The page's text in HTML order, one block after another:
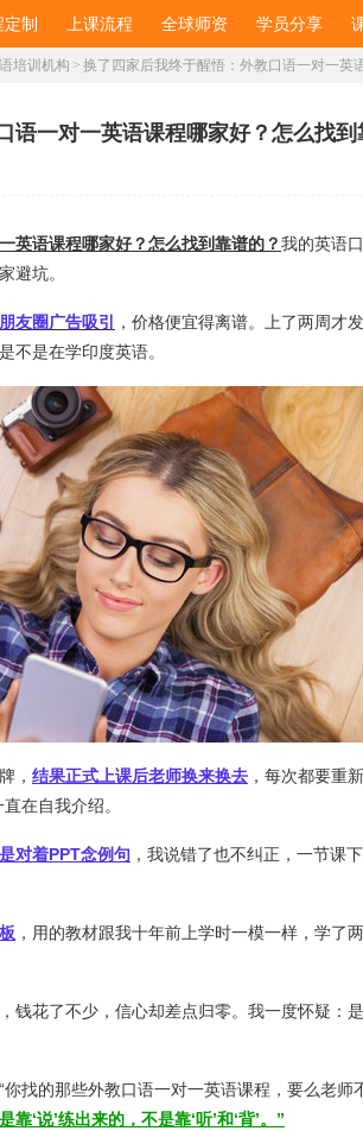
制 上课流程 全球师资 学员分享
培训机构 > 换了四家后我终于醒悟：外教口语一对一英
语一对一英语课程哪家好？怎么找到
英语课程哪家好？怎么找到靠谱的？我的英语
避坑。
友圈广告吸引 ，价格便宜得离谱。上了两周才发
不是在学印度英语。
， 结果正式上课后老师换来换去 ，每次都要重
在自我介绍。
对着PPT念例句 ，我说错了也不纠正，一节课
，用的教材跟我十年前上学时一模一样，学了
钱花了不少，信心却差点归零。我一度怀疑：
找的那些外教口语一对一英语课程，要么老师
靠‘说’练出来的，不是靠‘听’和‘背’。”